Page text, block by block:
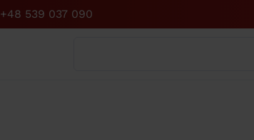
+48 539 037 090